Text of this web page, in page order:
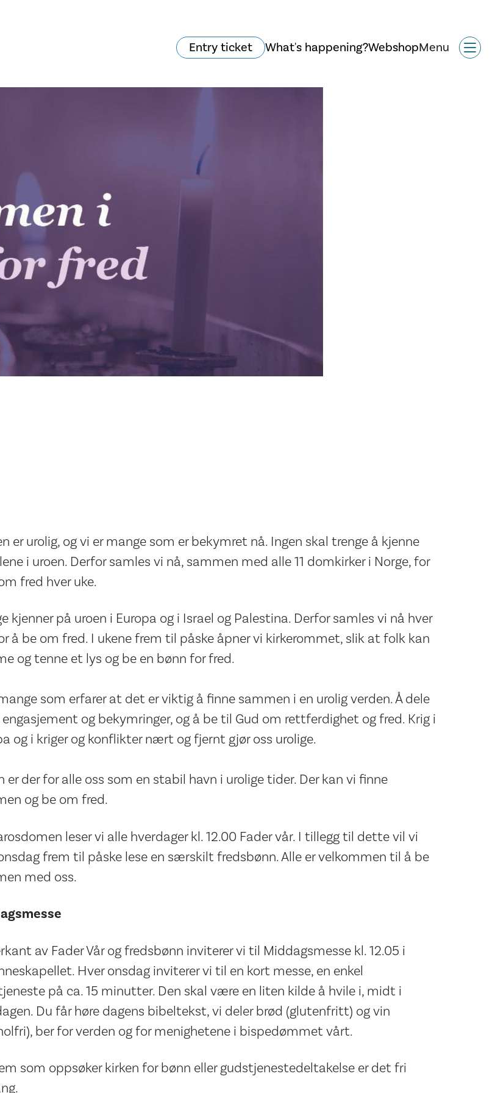
Entry ticket What's happening?WebshopMenu
er urolig, og vi er mange som er bekymret nå. Ingen skal trenge å kjenne
i uroen. Derfor samles vi nå, sammen med alle 11 domkirker i Norge, for
fred hver uke.
kjenner på uroen i Europa og i Israel og Palestina. Derfor samles vi nå hver
å be om fred. I ukene frem til påske åpner vi kirkerommet, slik at folk kan
og tenne et lys og be en bønn for fred.
som erfarer at det er viktig å finne sammen i en urolig verden. Å dele
og bekymringer, og å be til Gud om rettferdighet og fred. Krig i
og i kriger og konflikter nært og fjernt gjør oss urolige.
er der for alle oss som en stabil havn i urolige tider. Der kan vi finne
og be om fred.
leser vi alle hverdager kl. 12.00 Fader vår. I tillegg til dette vil vi
frem til påske lese en særskilt fredsbønn. Alle er velkommen til å be
med oss.
av Fader Vår og fredsbønn inviterer vi til Middagsmesse kl. 12.05 i
Hver onsdag inviterer vi til en kort messe, en enkel
på ca. 15 minutter. Den skal være en liten kilde å hvile i, midt i
Du får høre dagens bibeltekst, vi deler brød (glutenfritt) og vin
ber for verden og for menighetene i bispedømmet vårt.
som oppsøker kirken for bønn eller gudstjenestedeltakelse er det fri